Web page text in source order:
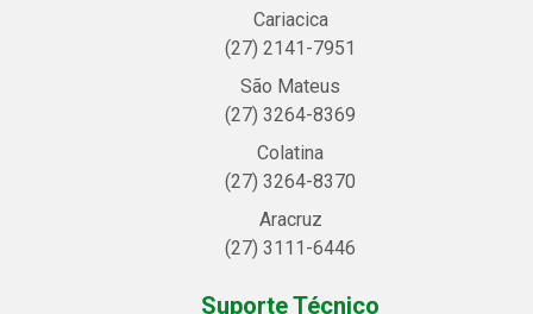
Cariacica
(27) 2141-7951
São Mateus
(27) 3264-8369
Colatina
(27) 3264-8370
Aracruz
(27) 3111-6446
Suporte Técnico